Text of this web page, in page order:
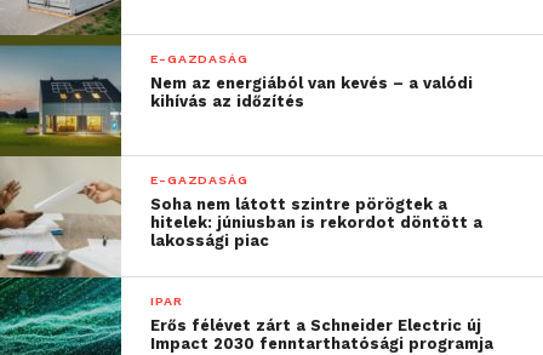
Graboplast versenyképességét Magyarországon és a
nemzetközi piacokon. A korábbi vezérigazgató
olyan informatikai és modern vállalatirányítási
rendszereket, illetve adatalapú folyamatokat vezetett
be, amelyek hozzájárultak ahhoz a strukturált
működéshez, amivel a Graboplast az erősödő
globális versenyben is képes helytállni speciális
padló termékeivel. Ezek a fejlesztések stabil alapokat
adnak a vállalat további növekedéséhez. A Wallis
Csoport ezúton is megköszöni az elmúlt évek
eredményeit Ivan Lászlónak, aki a jövőben a Wallis
E-GAZDASÁG
Nem az energiából van kevés – a valódi
kihívás az időzítés
E-GAZDASÁG
Soha nem látott szintre pörögtek a
hitelek: júniusban is rekordot döntött a
lakossági piac
IPAR
Erős félévet zárt a Schneider Electric új
Impact 2030 fenntarthatósági programja